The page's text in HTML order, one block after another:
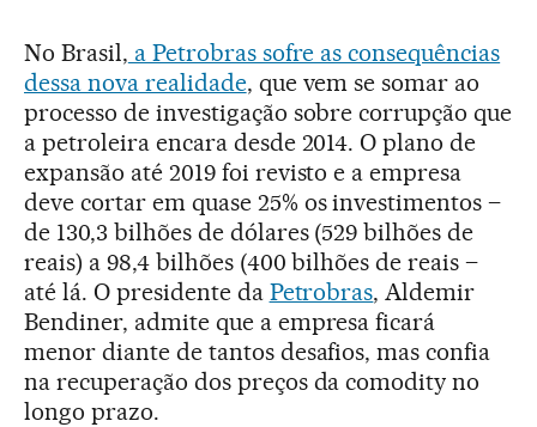
No Brasil, a Petrobras sofre as consequências
dessa nova realidade, que vem se somar ao
processo de investigação sobre corrupção que
a petroleira encara desde 2014. O plano de
expansão até 2019 foi revisto e a empresa
deve cortar em quase 25% os investimentos –
de 130,3 bilhões de dólares (529 bilhões de
reais) a 98,4 bilhões (400 bilhões de reais –
até lá. O presidente da Petrobras, Aldemir
Bendiner, admite que a empresa ficará
menor diante de tantos desafios, mas confia
na recuperação dos preços da comodity no
longo prazo.